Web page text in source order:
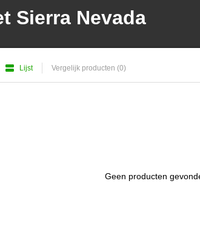
Sierra Nevada
Lijst Vergelijk producten (0)
Geen producten